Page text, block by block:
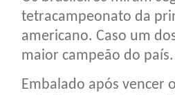
tetracampeonato da
americano. Caso um
maior campeão do país.
Embalado após vencer